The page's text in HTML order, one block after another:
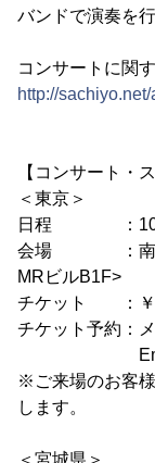
バンドで演奏を行
コンサートに関
http://
【コンサート・
＜東京＞
日程 ：10月
会場 ：南青山
MRビルB1F>
チケット ：￥
チケット予約：
Email
※ご来場のお客
します。
＜宮城県＞